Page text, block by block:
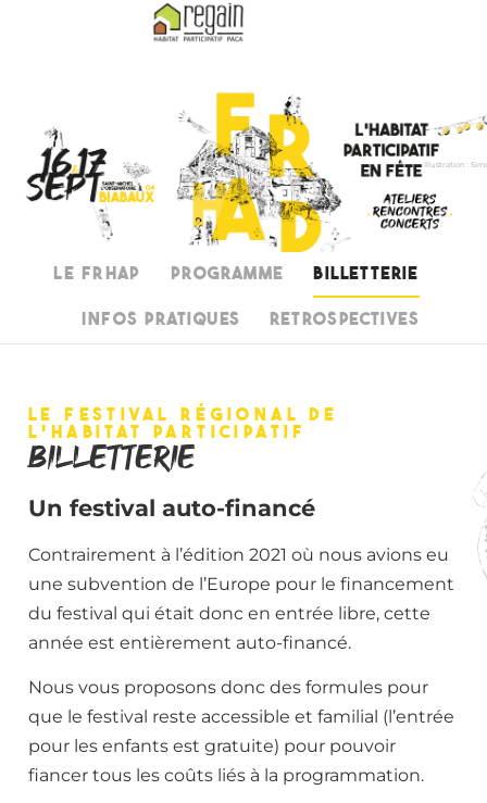
Illustration :
Le FRHAP Programme Billetterie
Infos pratiques Retrospectives
le festival régional de
l'habitat participatif
billetterie
Un festival auto-financé
Contrairement à l’édition 2021 où nous avions eu
une subvention de l’Europe pour le financement
du festival qui était donc en entrée libre, cette
année est entièrement auto-financé.
Nous vous proposons donc des formules pour
que le festival reste accessible et familial (l’entrée
pour les enfants est gratuite) pour pouvoir
fiancer tous les coûts liés à la programmation.